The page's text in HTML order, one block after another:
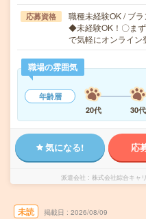
応募資格
職種未経験OK / ブ
◆未経験OK！〇ま
で気軽にオンライ
職場の雰囲気
年齢層
20代
30代
気になる! 応
派遣会社 株式会社綜合キャ
未読 掲載日 2026/08/09